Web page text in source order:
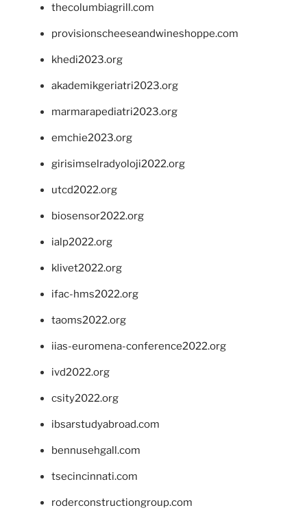
thecolumbiagrill.com
provisionscheeseandwineshoppe.com
khedi2023.org
akademikgeriatri2023.org
marmarapediatri2023.org
emchie2023.org
girisimselradyoloji2022.org
utcd2022.org
biosensor2022.org
ialp2022.org
klivet2022.org
ifac-hms2022.org
taoms2022.org
iias-euromena-conference2022.org
ivd2022.org
csity2022.org
ibsarstudyabroad.com
bennusehgall.com
tsecincinnati.com
roderconstructiongroup.com